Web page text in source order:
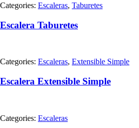
Categories: Escaleras, Taburetes
Escalera Taburetes
Categories: Escaleras, Extensible Simple
Escalera Extensible Simple
Categories: Escaleras